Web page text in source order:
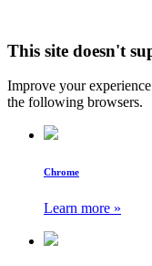
This site doesn't
Improve your
the following browsers.
Chrome
Learn more »